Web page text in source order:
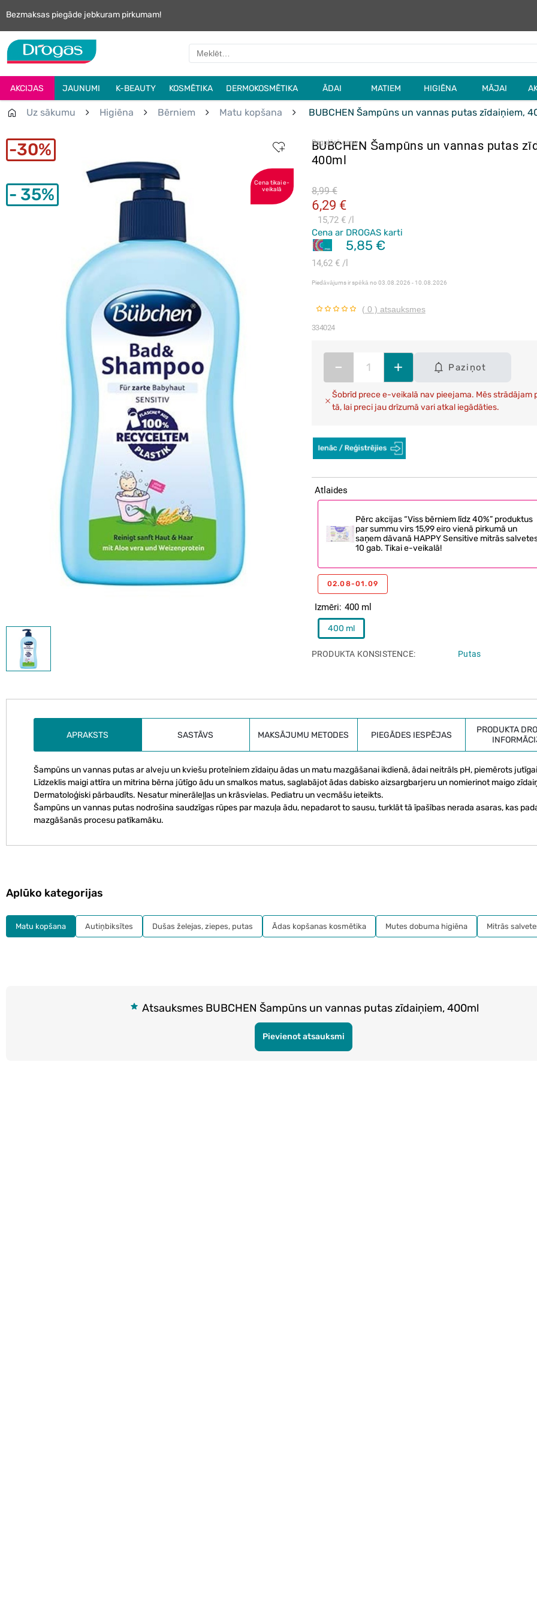
Bezmaksas piegāde jebkuram pirkumam!
AKCIJAS JAUNUMI K-BEAUTY KOSMĒTIKA DERMOKOSMĒTIKA ĀDAI MATIEM HIGIĒNA MĀJAI
Uz sākumu Higiēna Bērniem Matu kopšana BUBCHEN Šampūns un vannas putas zīdaiņiem,
30%
35%
Cena tikai e-
veikalā
BUBCHEN Šampūns un vannas putas
400ml
Regulārā cena
6,29 €
15,72 € l
8,99 €
5,85 €
14,62 € l
Cena ar DROGAS karti
Piedāvājums ir spēkā no 03.08.2026 - 10.08.2026
( 0 ) atsauksmes
334024
Izmēri 400 ml
400 ml
– + Paziņot
Šobrīd prece e-veikalā nav pieejama. Mēs strādājam
tā, lai preci jau drīzumā vari atkal iegādāties.
Atlaides
Pērc akcijas “Viss bērniem līdz 40%” produktus
par summu virs 15,99 eiro vienā pirkumā un
saņem dāvanā HAPPY Sensitive mitrās
10 gab. Tikai e-veikalā!
02.08-01.09
PRODUKTA KONSISTENCE Putas
APRAKSTS SASTĀVS MAKSĀJUMU METODES PIEGĀDES IESPĒJAS
PRODUKTA
Šampūns un vannas putas ar alveju un kviešu proteīniem zīdaiņu ādas un matu mazgāšanai ikdienā, ādai neitrāls pH, piemērots
Līdzeklis maigi attīra un mitrina bērna jūtīgo ādu un smalkos matus, saglabājot ādas dabisko aizsargbarjeru un nomierinot maigo
Dermatoloģiski pārbaudīts. Nesatur minerāleļļas un krāsvielas. Pediatru un vecmāšu ieteikts.
Šampūns un vannas putas nodrošina saudzīgas rūpes par mazuļa ādu, nepadarot to sausu, turklāt tā īpašības nerada asaras, kas
mazgāšanās procesu patīkamāku.
Atsauksmes BUBCHEN Šampūns un vannas putas zīdaiņiem, 400ml
Pievienot atsauksmi
Aplūko kategorijas
Matu kopšana Autiņbiksītes Dušas želejas, ziepes, putas Ādas kopšanas kosmētika Mutes dobuma higiēna Mitrās